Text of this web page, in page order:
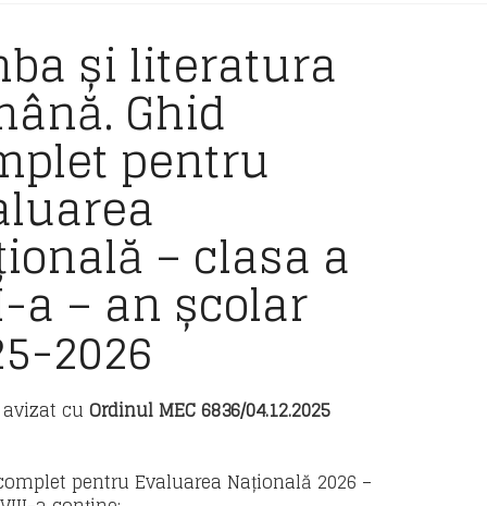
și literatura
Ghid
pentru
– clasa a
a – an școlar
2026
cuOrdinul MEC 6836/04.12.2025
pentru Evaluarea Națională 2026 –